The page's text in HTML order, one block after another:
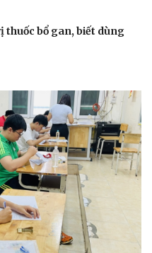
thuốc bổ gan, biết dùng